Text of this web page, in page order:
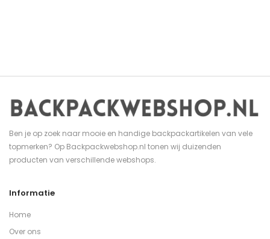
Ben je op zoek naar mooie en handige backpackartikelen van vele
topmerken? Op Backpackwebshop.nl tonen wij duizenden
producten van verschillende webshops.
Informatie
Home
Over ons